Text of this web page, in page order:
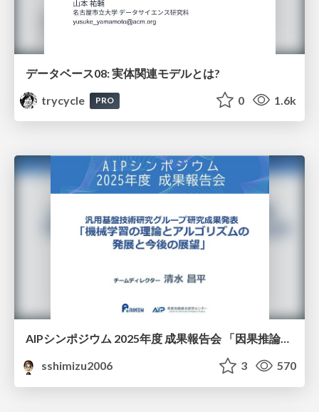
データベース08: 実体関連モデルとは?
trycycle
PRO 0 1.6k
AIPシンポジウム 2025年度 成果報告会 「因果推論チーム」
sshimizu2006
3 570